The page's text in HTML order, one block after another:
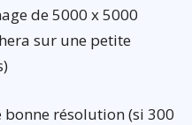
de 5000 x 5000
sur une petite
résolution (si 300